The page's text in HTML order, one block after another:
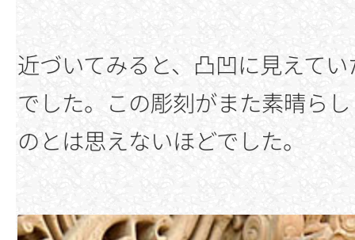
近づいてみると、凸凹に見えて
でした。この彫刻がまた素晴ら
のとは思えないほどでした。